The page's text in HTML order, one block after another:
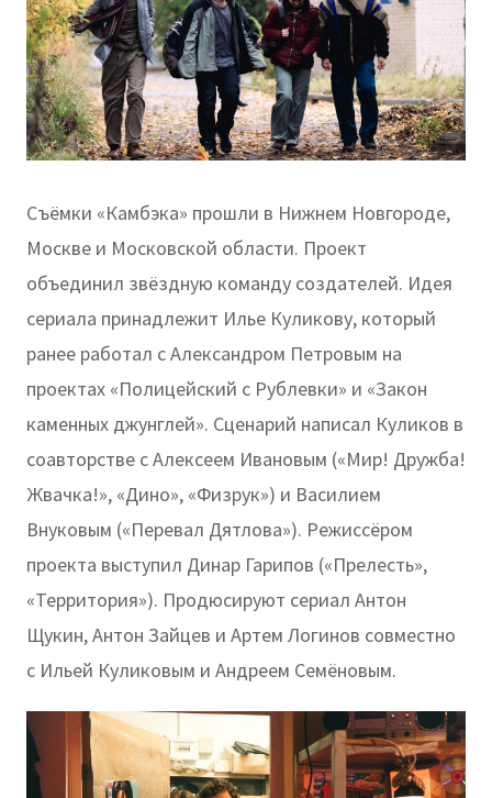
Съёмки «Камбэка» прошли в Нижнем Новгороде,
Москве и Московской области. Проект
объединил звёздную команду создателей. Идея
сериала принадлежит Илье Куликову, который
ранее работал с Александром Петровым на
проектах «Полицейский с Рублевки» и «Закон
каменных джунглей». Сценарий написал Куликов в
соавторстве с Алексеем Ивановым («Мир! Дружба!
Жвачка!», «Дино», «Физрук») и Василием
Внуковым («Перевал Дятлова»). Режиссёром
проекта выступил Динар Гарипов («Прелесть»,
«Территория»). Продюсируют сериал Антон
Щукин, Антон Зайцев и Артем Логинов совместно
с Ильей Куликовым и Андреем Семёновым.